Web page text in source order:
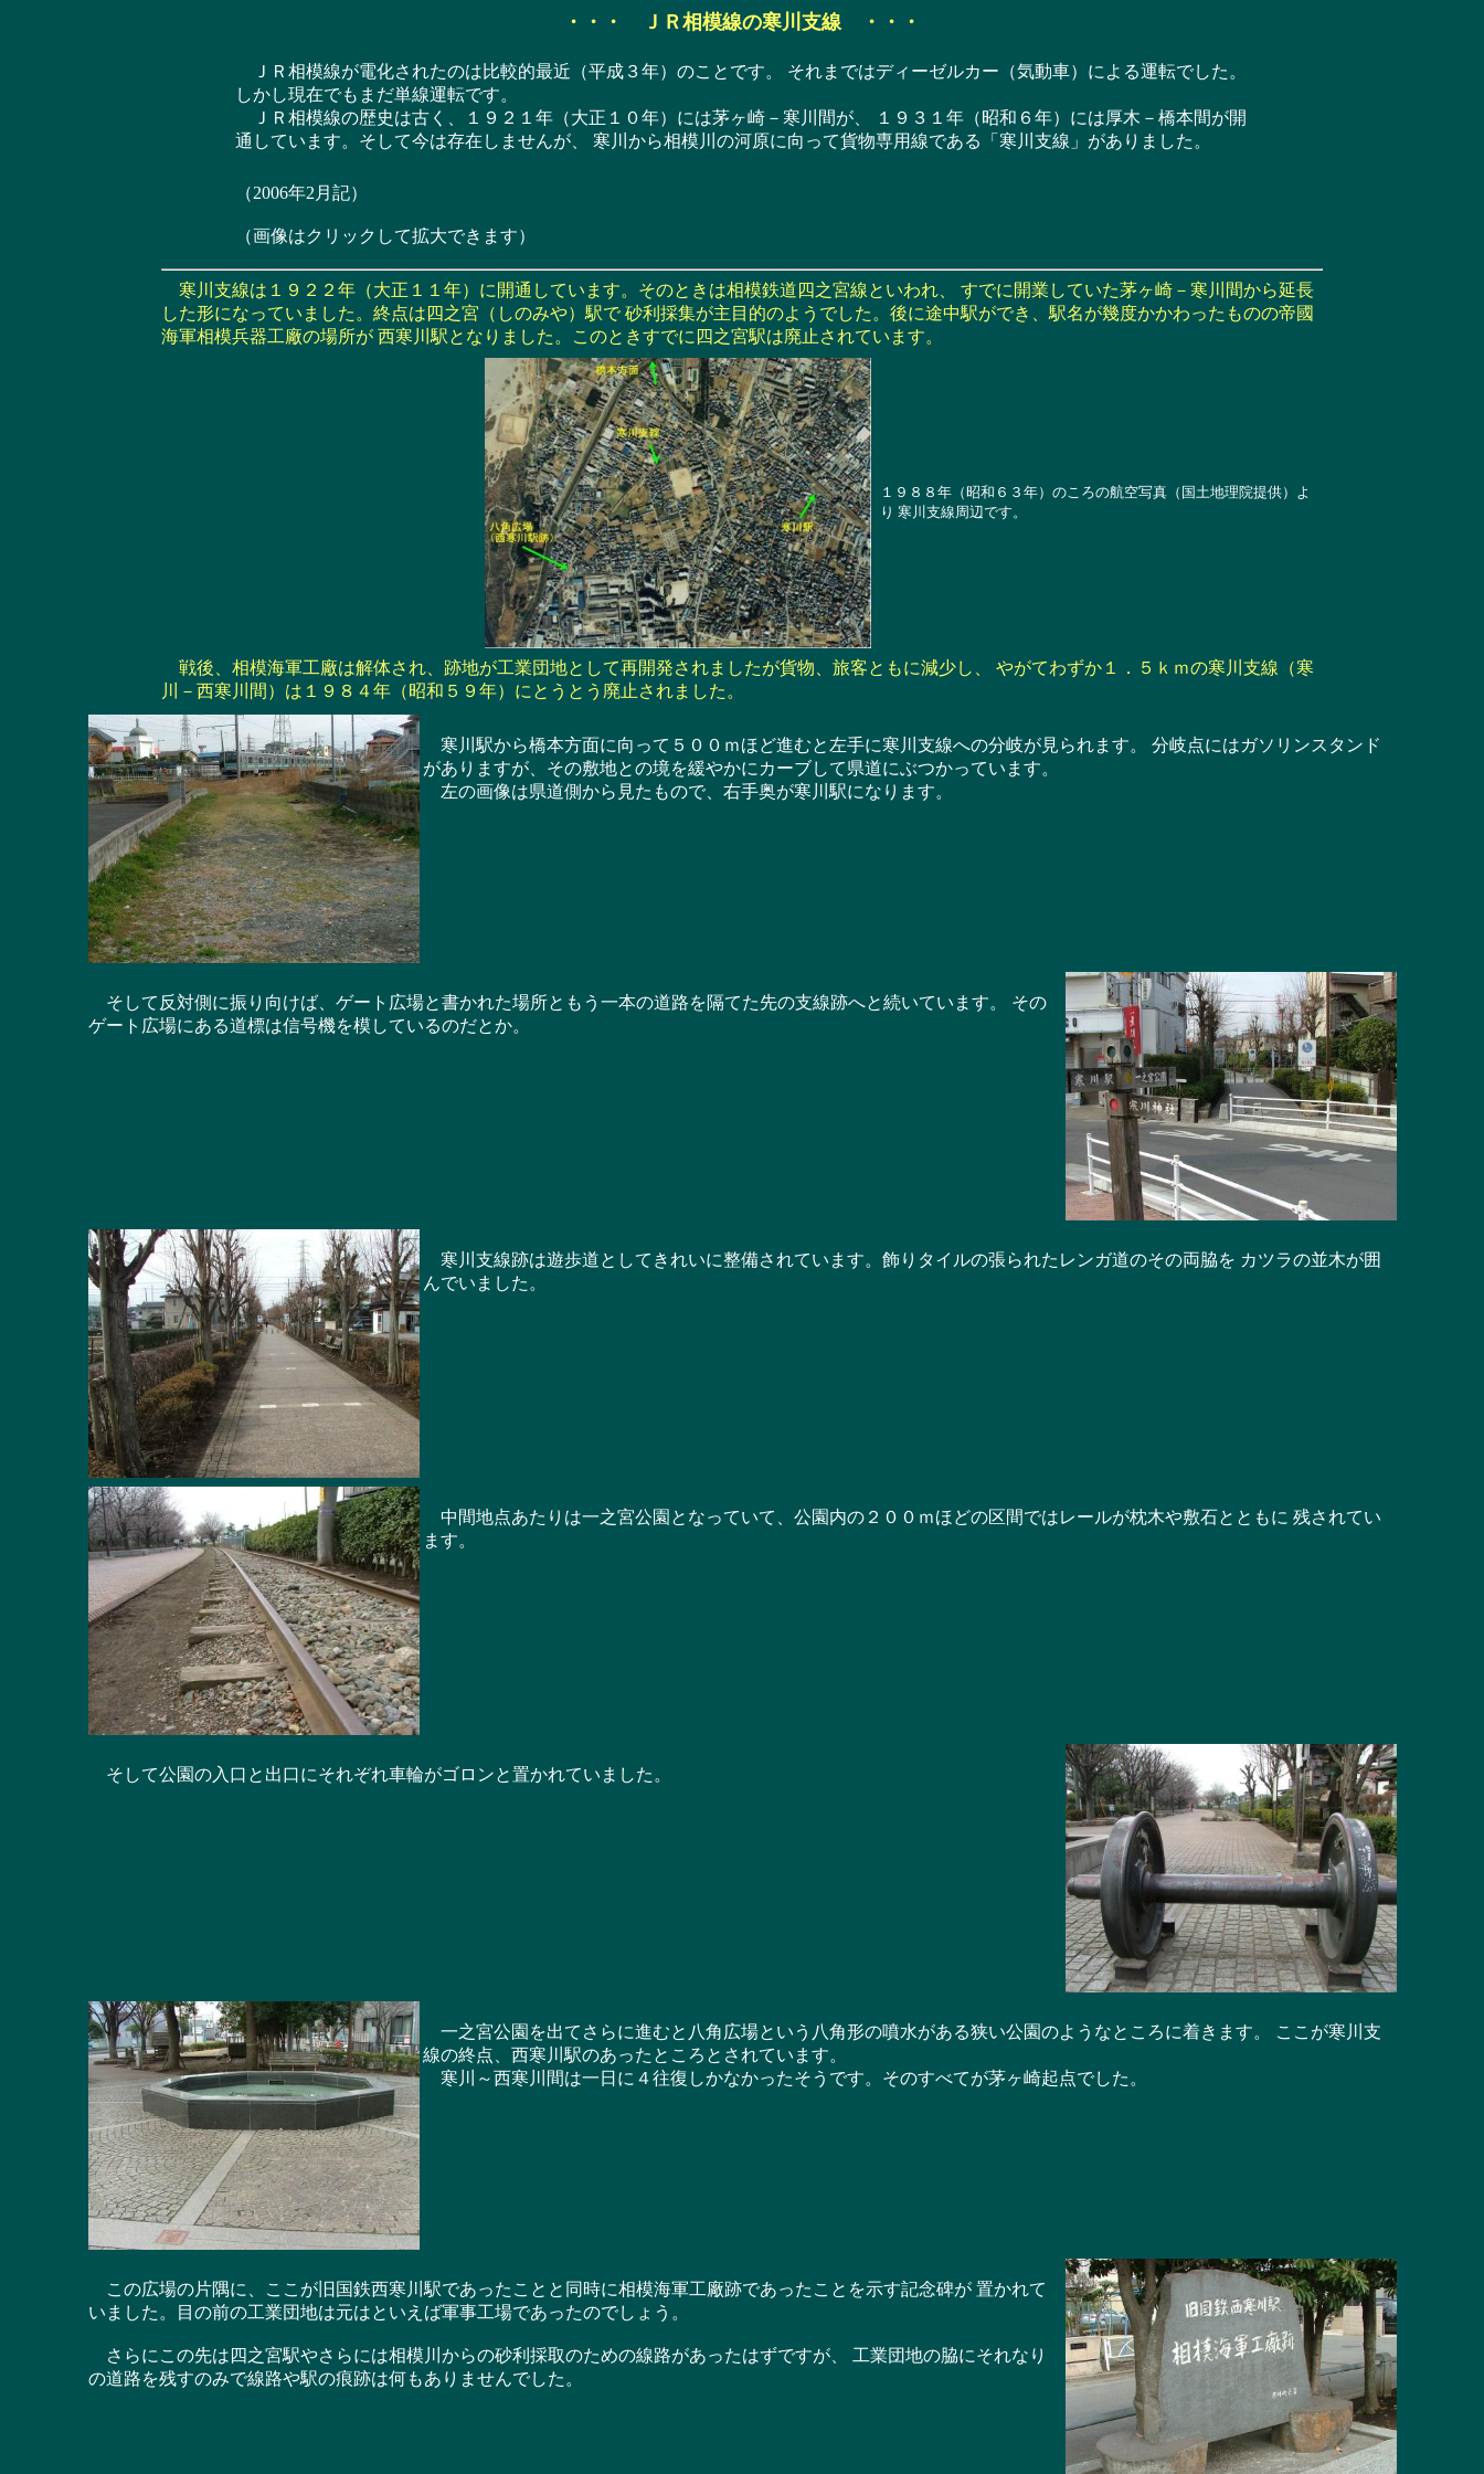
・・・ ＪＲ相模線の寒川支線 ・・・
ＪＲ相模線が電化されたのは比較的最近（平成３年）のことです。 それまではディーゼルカー（気動車）による運転でした。
しかし現在でもまだ単線運転です。
ＪＲ相模線の歴史は古く、１９２１年（大正１０年）には茅ヶ崎－寒川間が、 １９３１年（昭和６年）には厚木－橋本間が開
通しています。そして今は存在しませんが、 寒川から相模川の河原に向って貨物専用線である「寒川支線」がありました。
（2006年2月記）
（画像はクリックして拡大できます）
寒川支線は１９２２年（大正１１年）に開通しています。そのときは相模鉄道四之宮線といわれ、 すでに開業していた茅ヶ崎－寒川間から延長
した形になっていました。終点は四之宮（しのみや）駅で 砂利採集が主目的のようでした。後に途中駅ができ、駅名が幾度かかわったものの帝國
海軍相模兵器工廠の場所が 西寒川駅となりました。このときすでに四之宮駅は廃止されています。
１９８８年（昭和６３年）のころの航空写真（国土地理院提供）よ
り 寒川支線周辺です。
戦後、相模海軍工廠は解体され、跡地が工業団地として再開発されましたが貨物、旅客ともに減少し、 やがてわずか１．５ｋｍの寒川支線（寒
川－西寒川間）は１９８４年（昭和５９年）にとうとう廃止されました。
寒川駅から橋本方面に向って５００ｍほど進むと左手に寒川支線への分岐が見られます。 分岐点にはガソリンスタンド
がありますが、その敷地との境を緩やかにカーブして県道にぶつかっています。
左の画像は県道側から見たもので、右手奥が寒川駅になります。
そして反対側に振り向けば、ゲート広場と書かれた場所ともう一本の道路を隔てた先の支線跡へと続いています。 その
ゲート広場にある道標は信号機を模しているのだとか。
寒川支線跡は遊歩道としてきれいに整備されています。飾りタイルの張られたレンガ道のその両脇を カツラの並木が囲
んでいました。
中間地点あたりは一之宮公園となっていて、公園内の２００ｍほどの区間ではレールが枕木や敷石とともに 残されてい
ます。
そして公園の入口と出口にそれぞれ車輪がゴロンと置かれていました。
一之宮公園を出てさらに進むと八角広場という八角形の噴水がある狭い公園のようなところに着きます。 ここが寒川支
線の終点、西寒川駅のあったところとされています。
寒川～西寒川間は一日に４往復しかなかったそうです。そのすべてが茅ヶ崎起点でした。
この広場の片隅に、ここが旧国鉄西寒川駅であったことと同時に相模海軍工廠跡であったことを示す記念碑が 置かれて
いました。目の前の工業団地は元はといえば軍事工場であったのでしょう。
さらにこの先は四之宮駅やさらには相模川からの砂利採取のための線路があったはずですが、 工業団地の脇にそれなり
の道路を残すのみで線路や駅の痕跡は何もありませんでした。